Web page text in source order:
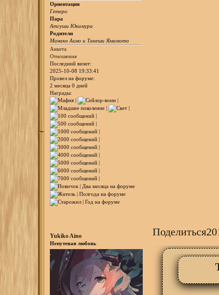
Ориентация
Гетеро
Пара
Атсуши Юкимура
Родители
Минако Аино и Такеши Ямамото
Анкета
Отношения
Последний визит:
2025-10-08 19:33:41
Провел на форуме:
2 месяца 0 дней
Награды:
Поделиться
Yukiko Aino
Непутевая любовь